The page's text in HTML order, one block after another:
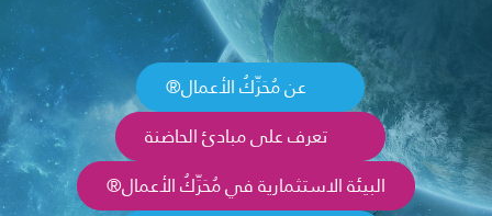
عن مُحَرِّكُ الأعمال®
تعرف على مبادئ الحاضنة
البيئة الاستثمارية في مُحَرِّكُ الأعمال®